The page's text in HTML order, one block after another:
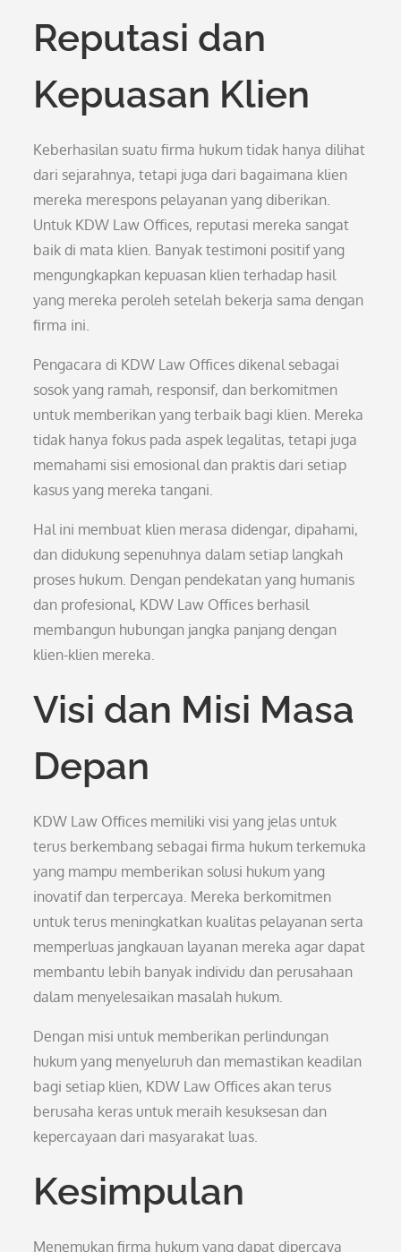
Reputasi dan
Kepuasan Klien
Keberhasilan suatu firma hukum tidak hanya dilihat
dari sejarahnya, tetapi juga dari bagaimana klien
mereka merespons pelayanan yang diberikan.
Untuk KDW Law Offices, reputasi mereka sangat
baik di mata klien. Banyak testimoni positif yang
mengungkapkan kepuasan klien terhadap hasil
yang mereka peroleh setelah bekerja sama dengan
firma ini.
Pengacara di KDW Law Offices dikenal sebagai
sosok yang ramah, responsif, dan berkomitmen
untuk memberikan yang terbaik bagi klien. Mereka
tidak hanya fokus pada aspek legalitas, tetapi juga
memahami sisi emosional dan praktis dari setiap
kasus yang mereka tangani.
Hal ini membuat klien merasa didengar, dipahami,
dan didukung sepenuhnya dalam setiap langkah
proses hukum. Dengan pendekatan yang humanis
dan profesional, KDW Law Offices berhasil
membangun hubungan jangka panjang dengan
klien-klien mereka.
Visi dan Misi Masa
Depan
KDW Law Offices memiliki visi yang jelas untuk
terus berkembang sebagai firma hukum terkemuka
yang mampu memberikan solusi hukum yang
inovatif dan terpercaya. Mereka berkomitmen
untuk terus meningkatkan kualitas pelayanan serta
memperluas jangkauan layanan mereka agar dapat
membantu lebih banyak individu dan perusahaan
dalam menyelesaikan masalah hukum.
Dengan misi untuk memberikan perlindungan
hukum yang menyeluruh dan memastikan keadilan
bagi setiap klien, KDW Law Offices akan terus
berusaha keras untuk meraih kesuksesan dan
kepercayaan dari masyarakat luas.
Kesimpulan
Menemukan firma hukum yang dapat dipercaya